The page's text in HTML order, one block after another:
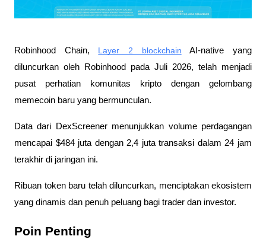
Robinhood Chain, Layer 2 blockchain AI-native yang
diluncurkan oleh Robinhood pada Juli 2026, telah menjadi
pusat perhatian komunitas kripto dengan gelombang
memecoin baru yang bermunculan.
Data dari DexScreener menunjukkan volume perdagangan
mencapai $484 juta dengan 2,4 juta transaksi dalam 24 jam
terakhir di jaringan ini.
Ribuan token baru telah diluncurkan, menciptakan ekosistem
yang dinamis dan penuh peluang bagi trader dan investor.
Poin Penting